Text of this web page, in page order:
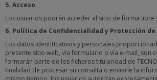
5. Acceso
Los usuarios podrán acceder al sitio de forma libre
6. Política de Confidencialidad y Protección de
Los datos identificativos y personales
presente sitio web, vía formulario o vía e-mail, son
formarán parte de los ficheros titularidad de
finalidad de procesar su consulta o enviarle la